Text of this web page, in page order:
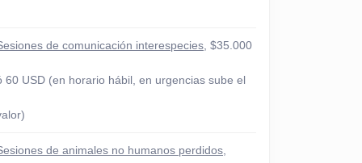
de comunicación interespecies , $35.000
60 USD (en horario hábil, en urgencias sube el
de animales no humanos perdidos